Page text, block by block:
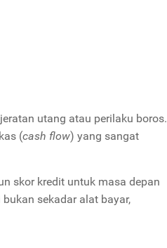
utang atau perilaku boros.
(cash flow) yang sangat
skor kredit untuk masa depan
sekadar alat bayar,